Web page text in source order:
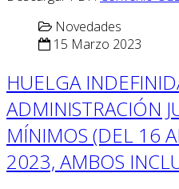
Novedades
15 Marzo 2023
HUELGA
ADMINISTRACIÓN
MÍNIMOS (DEL 16
2023, AMBOS